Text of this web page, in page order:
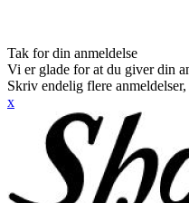
Tak for din anmeldelse
Vi er glade for at du giver din
Skriv endelig flere
x